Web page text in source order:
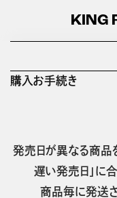
KING
購入お手続き
発売日が異なる商品
遅い発売日」に
商品毎に発送